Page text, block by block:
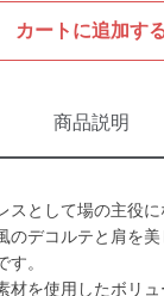
カートに追加す
商品説明
スとして場の主役に
のデコルテと肩を
。
材を使用したボリ